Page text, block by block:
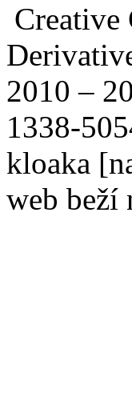
2010 –
1338-
kloaka
web beží